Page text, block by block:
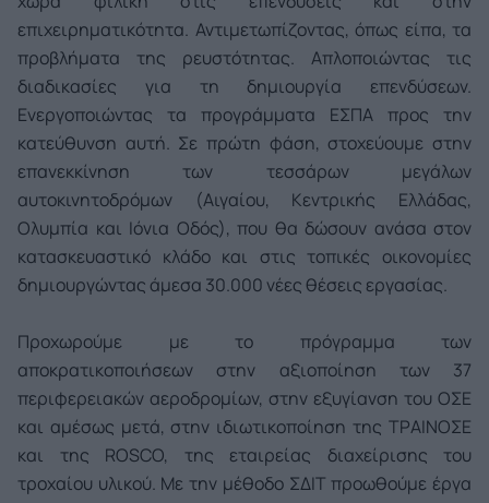
επιχειρηματικότητα. Αντιμετωπίζοντας, όπως είπα, τα
προβλήματα της ρευστότητας. Απλοποιώντας τις
διαδικασίες για τη δημιουργία επενδύσεων.
Ενεργοποιώντας τα προγράμματα ΕΣΠΑ προς την
κατεύθυνση αυτή. Σε πρώτη φάση, στοχεύουμε στην
επανεκκίνηση των τεσσάρων μεγάλων
αυτοκινητοδρόμων (Αιγαίου, Κεντρικής Ελλάδας,
Ολυμπία και Ιόνια Οδός), που θα δώσουν ανάσα στον
κατασκευαστικό κλάδο και στις τοπικές οικονομίες
δημιουργώντας άμεσα 30.000 νέες θέσεις εργασίας.
Προχωρούμε με το πρόγραμμα των
αποκρατικοποιήσεων στην αξιοποίηση των 37
περιφερειακών αεροδρομίων, στην εξυγίανση του ΟΣΕ
και αμέσως μετά, στην ιδιωτικοποίηση της ΤΡΑΙΝΟΣΕ
και της ROSCO, της εταιρείας διαχείρισης του
τροχαίου υλικού. Με την μέθοδο ΣΔΙΤ προωθούμε έργα